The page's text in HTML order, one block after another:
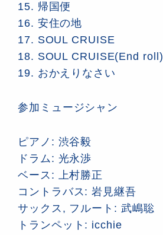
15. 帰国便
16. 安住の地
17. SOUL CRUISE
18. SOUL CRUISE(End roll)
19. おかえりなさい
参加ミュージシャン
ピアノ: 渋谷毅
ドラム: 光永渉
ベース: 上村勝正
コントラバス: 岩見継吾
サックス, フルート: 武嶋聡
トランペット: icchie